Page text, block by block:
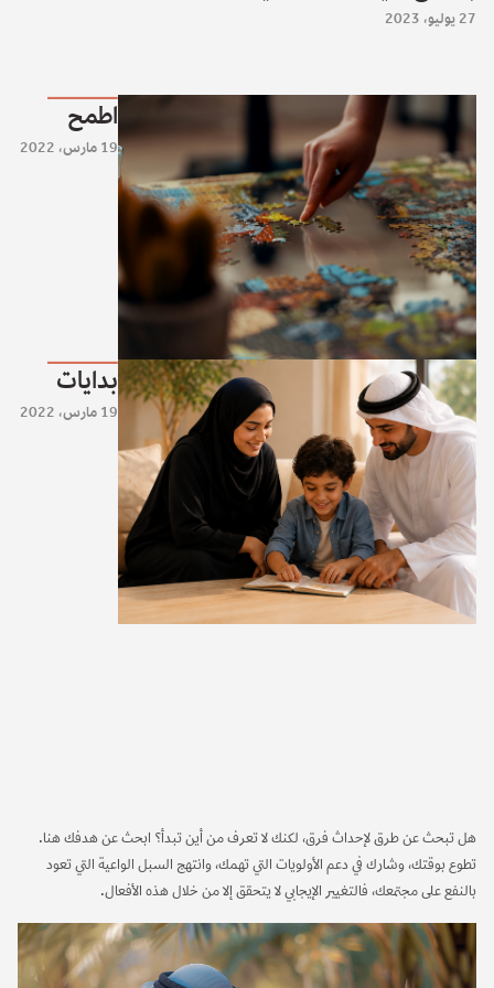
27 يوليو، 2023
اطمح
19 مارس، 2022
بدايات
19 مارس، 2022
هل تبحث عن طرق لإحداث فرق، لكنك لا تعرف من أين تبدأ؟ ابحث عن هدفك هنا.
تطوع بوقتك، وشارك في دعم الأولويات التي تهمك، وانتهج السبل الواعية التي تعود
بالنفع على مجتمعك، فالتغيير الإيجابي لا يتحقق إلا من خلال هذه الأفعال.